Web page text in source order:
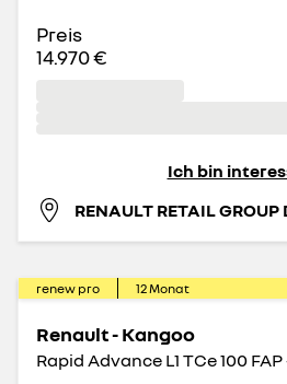
Preis
14.970 €
Ich bin
renew pro 12Monat
Renault - Kangoo
Rapid Advance L1 TCe 100 FAP